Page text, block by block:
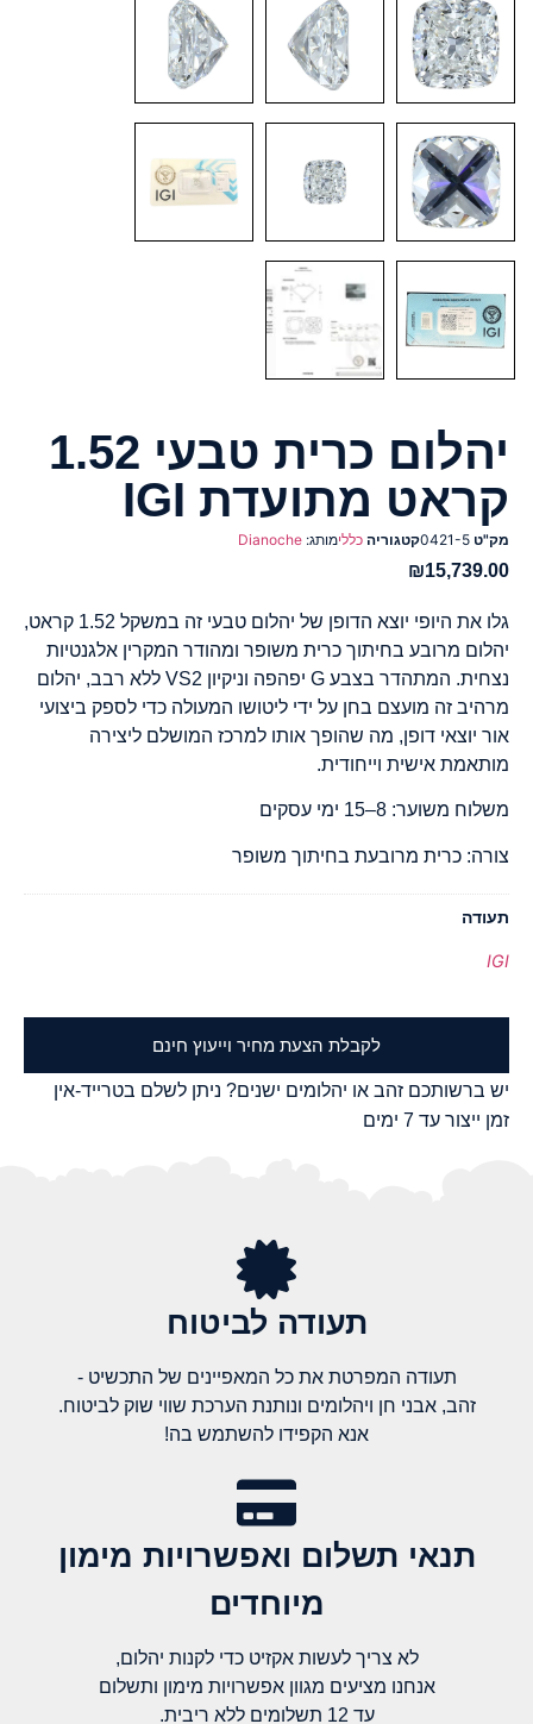
יהלום כרית טבעי 1.52
קראט מתועדת IGI
מק"ט 0421-5קטגוריה כללימותג: Dianoche
₪15,739.00
גלו את היופי יוצא הדופן של יהלום טבעי זה במשקל 1.52 קראט,
יהלום מרובע בחיתוך כרית משופר ומהודר המקרין אלגנטיות
נצחית. המתהדר בצבע G יפהפה וניקיון VS2 ללא רבב, יהלום
מרהיב זה מועצם בחן על ידי ליטושו המעולה כדי לספק ביצועי
אור יוצאי דופן, מה שהופך אותו למרכז המושלם ליצירה
מותאמת אישית וייחודית.
משלוח משוער: 8–15 ימי עסקים
צורה: כרית מרובעת בחיתוך משופר
תעודה
IGI
לקבלת הצעת מחיר וייעוץ חינם
יש ברשותכם זהב או יהלומים ישנים? ניתן לשלם בטרייד-אין
זמן ייצור עד 7 ימים
תעודה לביטוח
תעודה המפרטת את כל המאפיינים של התכשיט -
זהב, אבני חן ויהלומים ונותנת הערכת שווי שוק לביטוח.
אנא הקפידו להשתמש בה!
תנאי תשלום ואפשרויות מימון
מיוחדים
לא צריך לעשות אקזיט כדי לקנות יהלום,
אנחנו מציעים מגוון אפשרויות מימון ותשלום
עד 12 תשלומים ללא ריבית.